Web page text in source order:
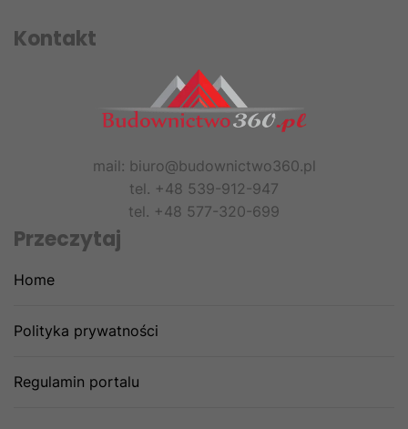
Kontakt
mail: biuro@budownictwo360.pl
tel. +48 539-912-947
tel. +48 577-320-699
Przeczytaj
Home
Polityka prywatności
Regulamin portalu